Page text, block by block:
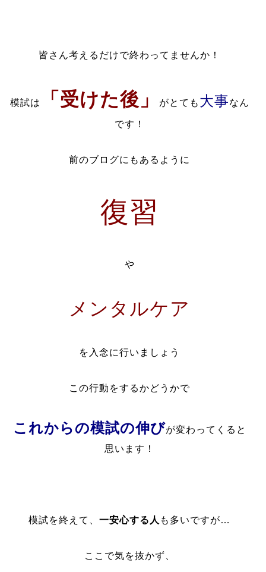
皆さん考えるだけで終わってませんか！
模試は 「受けた後」 がとても 大事なん
です！
前のブログにもあるように
復習
や
メンタルケア
を入念に行いましょう
この行動をするかどうかで
これからの模試の伸びが変わってくると
思います！
模試を終えて、一安心する人 も多いですが…
ここで気を抜かず、